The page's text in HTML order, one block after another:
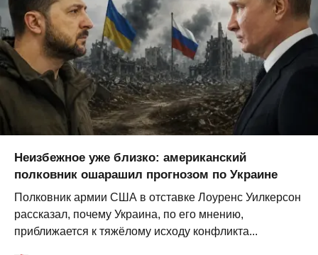
Неизбежное уже близко: американский
полковник ошарашил прогнозом по Украине
Полковник армии США в отставке Лоуренс Уилкерсон
рассказал, почему Украина, по его мнению,
приближается к тяжёлому исходу конфликта...